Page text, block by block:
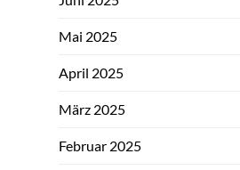
Mai 2025
April 2025
März 2025
Februar 2025